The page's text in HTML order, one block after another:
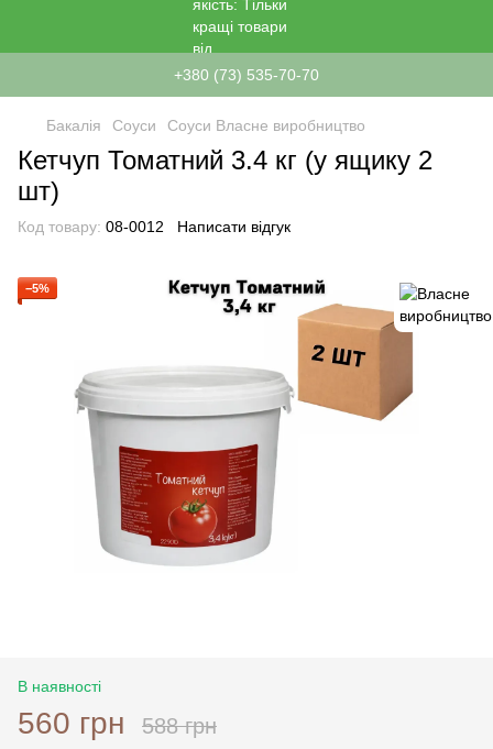
+380 (73) 535-70-70
Бакалія Соуси Соуси Власне виробництво
Кетчуп Томатний 3.4 кг (у ящику 2
шт)
Код товару: 08-0012 Написати відгук
−5%
В наявності
560 грн 588 грн